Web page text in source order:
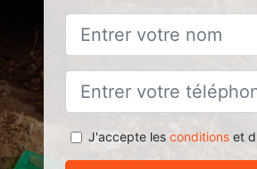
J'accepte les conditionset